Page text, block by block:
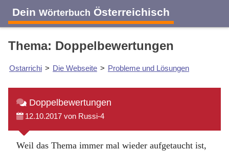
Dein Wörterbuch Österreichisch
Thema: Doppelbewertungen
Ostarrichi > Die Webseite > Probleme und Lösungen
Doppelbewertungen
12.10.2017 von Russi-4
Weil das Thema immer mal wieder aufgetaucht ist,